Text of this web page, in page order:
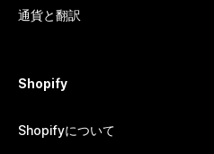
通貨と翻訳
Shopify
Shopifyについて